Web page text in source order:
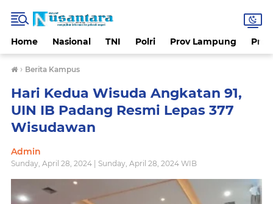
Home Nasional TNI Polri Prov Lampung
› Berita Kampus
Hari Kedua Wisuda Angkatan 91,
UIN IB Padang Resmi Lepas 377
Wisudawan
Admin
Sunday, April 28, 2024 | Sunday, April 28, 2024 WIB